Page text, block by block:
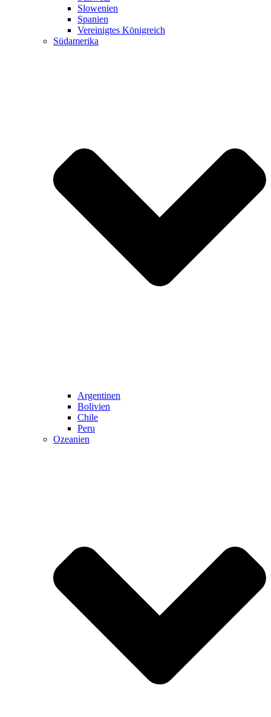
Slowenien
Spanien
Vereinigtes Königreich
Südamerika
Argentinen
Bolivien
Chile
Peru
Ozeanien